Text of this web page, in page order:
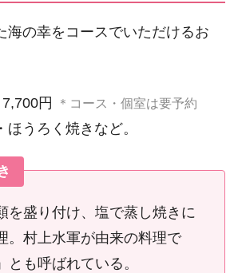
海の幸をコースでいただけるお
円 ＊コース・個室は要予約
うろく焼きなど。
を盛り付け、塩で蒸し焼きに
。村上水軍が由来の料理で
」とも呼ばれている。